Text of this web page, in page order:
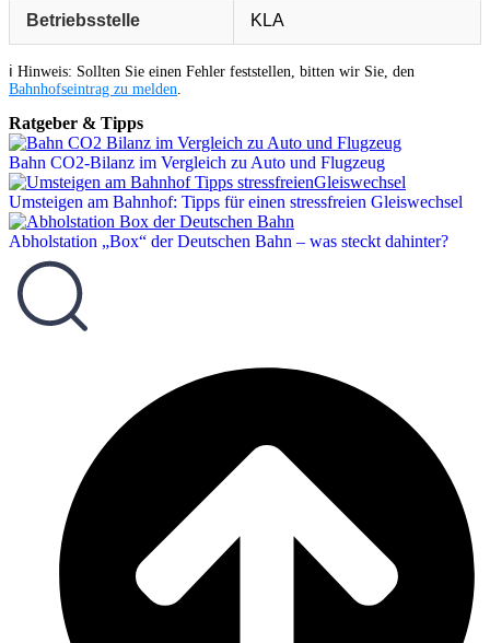
Betriebsstelle KLA
ℹ️ Hinweis: Sollten Sie einen Fehler feststellen, bitten wir Sie, den
Bahnhofseintrag zu melden
Ratgeber & Tipps
Bahn CO2-Bilanz im Vergleich zu Auto und Flugzeug
Umsteigen am Bahnhof: Tipps für einen stressfreien Gleiswechsel
Abholstation „Box“ der Deutschen Bahn – was steckt dahinter?